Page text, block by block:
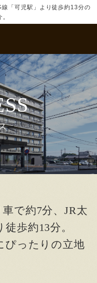
「可児駅」より徒歩約13分の
で約7分、JR太
歩約13分。
ぴったりの立地